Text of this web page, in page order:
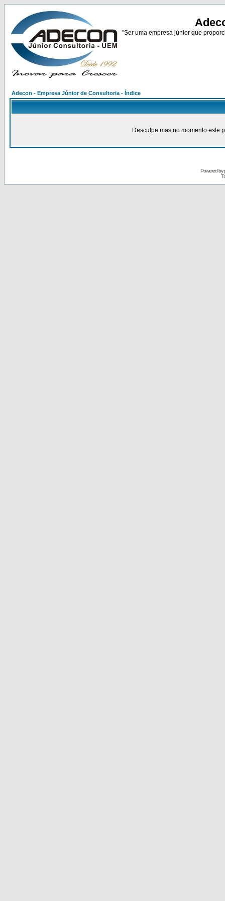
"Ser uma empresa júnior que
Adecon - Empresa Júnior de Consultoria - Índice
Desculpe mas no momento este
Powered by